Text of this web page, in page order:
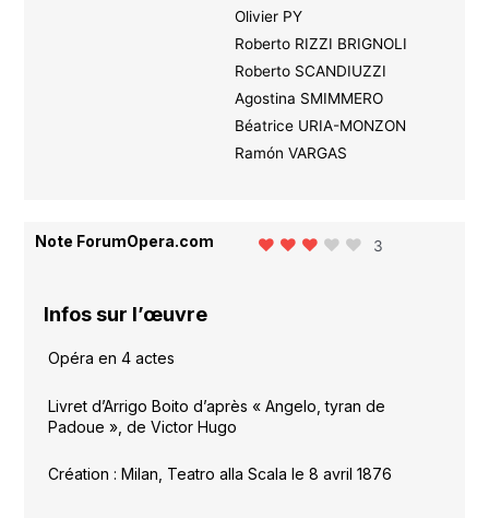
Olivier PY
Roberto RIZZI BRIGNOLI
Roberto SCANDIUZZI
Agostina SMIMMERO
Béatrice URIA-MONZON
Ramón VARGAS
Note ForumOpera.com 3
Infos sur l’œuvre
Opéra en 4 actes
Livret d’Arrigo Boito d’après « Angelo, tyran de
Padoue », de Victor Hugo
Création : Milan, Teatro alla Scala le 8 avril 1876